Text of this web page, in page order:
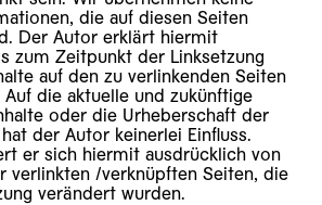
die auf diesen Seiten
Der Autor erklärt hiermit
zum Zeitpunkt der Linksetzung
auf den zu verlinkenden Seiten
Auf die aktuelle und zukünftige
oder die Urheberschaft der
der Autor keinerlei Einfluss.
er sich hiermit ausdrücklich von
verlinkten /verknüpften Seiten, die
verändert wurden.